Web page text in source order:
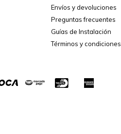
Envíos y devoluciones
Preguntas frecuentes
Guías de Instalación
Términos y condiciones